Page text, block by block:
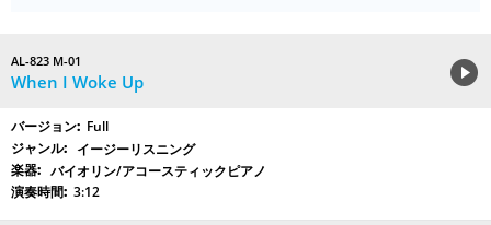
AL-823 M-01
When I Woke Up
Full
イージーリスニング
バイオリン/アコースティックピアノ
3:12